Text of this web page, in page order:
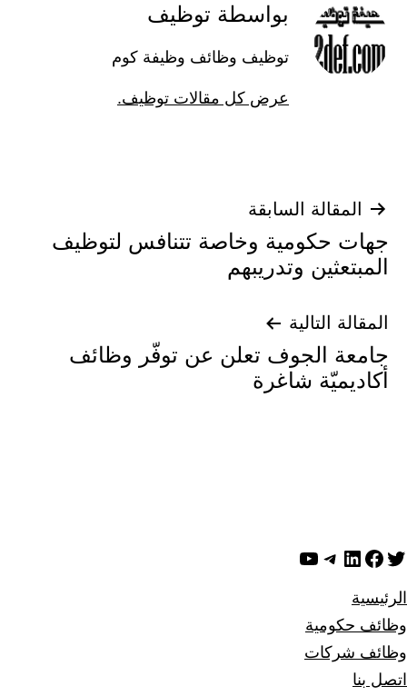
بواسطة توظيف
توظيف وظائف وظيفة كوم
عرض كل مقالات توظيف.
تصفّح
المقالات
المقالة السابقة
جهات حكومية وخاصة تتنافس لتوظيف
المبتعثين وتدريبهم
المقالة التالية
جامعة الجوف تعلن عن توفّر وظائف
أكاديميّة شاغرة
تويترفيسبوك
لينكد إن تيليجرام
يوتيوب
الرئيسية
وظائف حكومية
وظائف شركات
اتصل بنا